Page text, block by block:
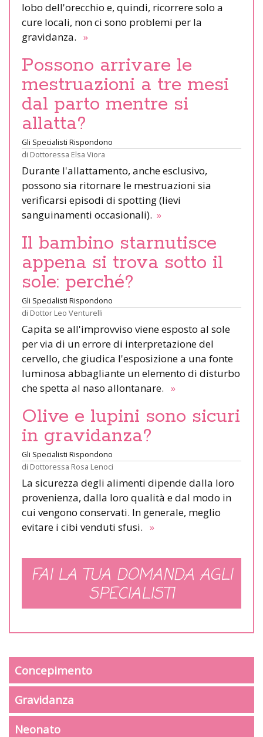
lobo dell'orecchio e, quindi, ricorrere solo a
cure locali, non ci sono problemi per la
gravidanza. »
Possono arrivare le
mestruazioni a tre mesi
dal parto mentre si
allatta?
Gli Specialisti Rispondono
di Dottoressa Elsa Viora
Durante l'allattamento, anche esclusivo,
possono sia ritornare le mestruazioni sia
verificarsi episodi di spotting (lievi
sanguinamenti occasionali). »
Il bambino starnutisce
appena si trova sotto il
sole: perché?
Gli Specialisti Rispondono
di Dottor Leo Venturelli
Capita se all'improvviso viene esposto al sole
per via di un errore di interpretazione del
cervello, che giudica l'esposizione a una fonte
luminosa abbagliante un elemento di disturbo
che spetta al naso allontanare. »
Olive e lupini sono sicuri
in gravidanza?
Gli Specialisti Rispondono
di Dottoressa Rosa Lenoci
La sicurezza degli alimenti dipende dalla loro
provenienza, dalla loro qualità e dal modo in
cui vengono conservati. In generale, meglio
evitare i cibi venduti sfusi. »
FAI LA TUA DOMANDA AGLI
SPECIALISTI
Concepimento
Gravidanza
Neonato